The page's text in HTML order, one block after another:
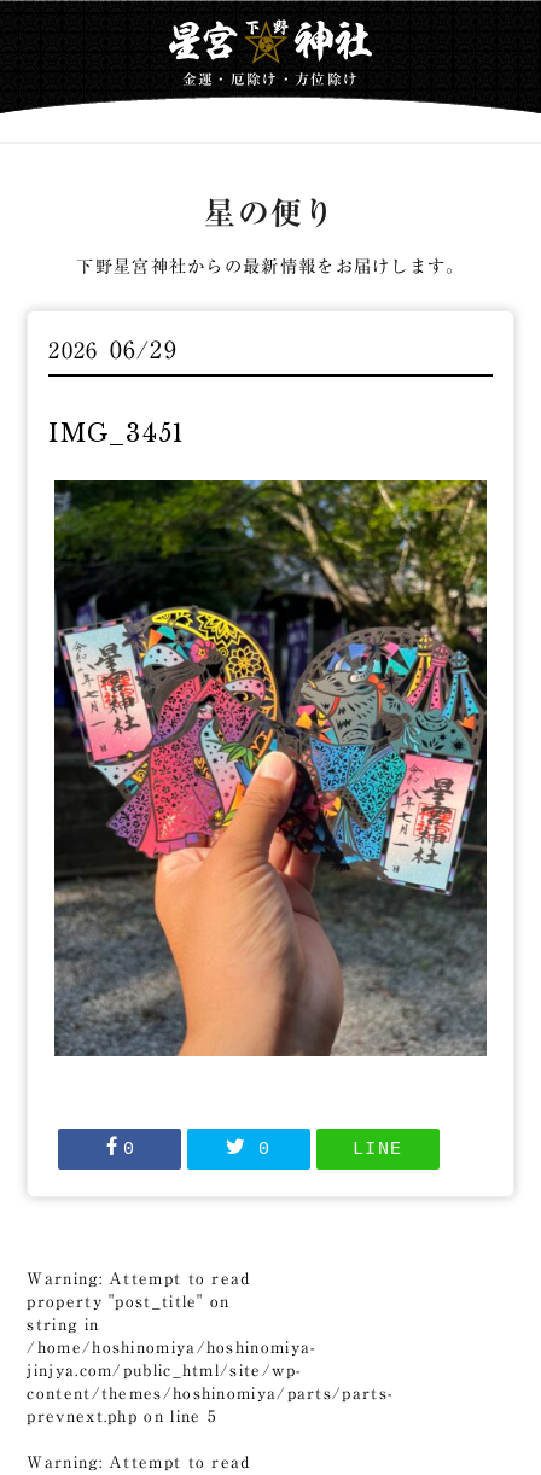
金運・厄除け・方位除け
星の便り
下野星宮神社からの最新情報をお届けします。
2026 06/29
IMG_3451
0 0 LINE
Warning: Attempt to read
property "post_title" on
string in
/home/hoshinomiya/hoshinomiya-
jinjya.com/public_html/site/wp-
content/themes/hoshinomiya/parts/parts-
prevnext.php on line 5
Warning: Attempt to read